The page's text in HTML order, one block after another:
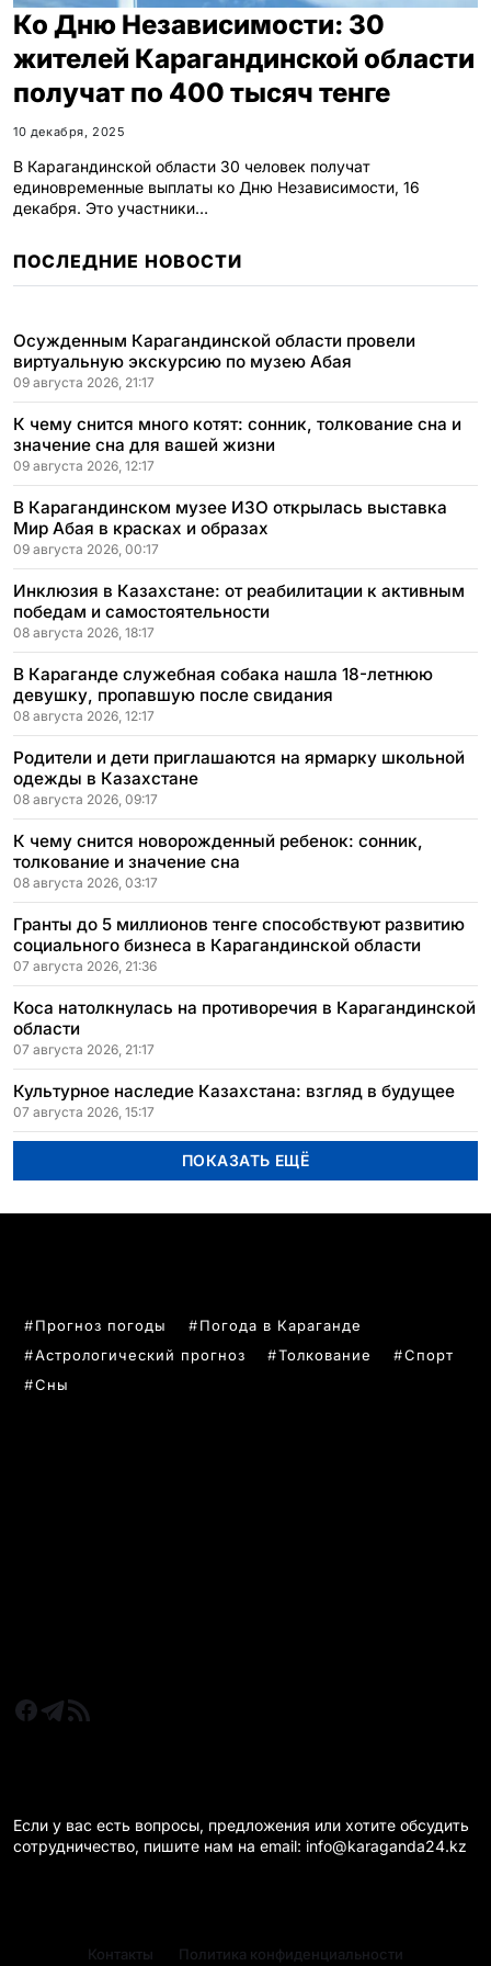
Ко Дню Независимости: 30
жителей Карагандинской области
получат по 400 тысяч тенге
10 декабря, 2025
В Карагандинской области 30 человек получат
единовременные выплаты ко Дню Независимости, 16
декабря. Это участники…
ПОСЛЕДНИЕ НОВОСТИ
Осужденным Карагандинской области провели
виртуальную экскурсию по музею Абая
09 августа 2026, 21:17
К чему снится много котят: сонник, толкование сна и
значение сна для вашей жизни
09 августа 2026, 12:17
В Карагандинском музее ИЗО открылась выставка
Мир Абая в красках и образах
09 августа 2026, 00:17
Инклюзия в Казахстане: от реабилитации к активным
победам и самостоятельности
08 августа 2026, 18:17
В Караганде служебная собака нашла 18-летнюю
девушку, пропавшую после свидания
08 августа 2026, 12:17
Родители и дети приглашаются на ярмарку школьной
одежды в Казахстане
08 августа 2026, 09:17
К чему снится новорожденный ребенок: сонник,
толкование и значение сна
08 августа 2026, 03:17
Гранты до 5 миллионов тенге способствуют развитию
социального бизнеса в Карагандинской области
07 августа 2026, 21:36
Коса натолкнулась на противоречия в Карагандинской
области
07 августа 2026, 21:17
Культурное наследие Казахстана: взгляд в будущее
07 августа 2026, 15:17
ПОКАЗАТЬ ЕЩЁ
Прогноз погоды
Погода в Караганде
Астрологический прогноз
Толкование
Спорт
Сны
Если у вас есть вопросы, предложения или хотите обсудить
сотрудничество, пишите нам на email: info@karaganda24.kz
Контакты Политика конфиденциальности